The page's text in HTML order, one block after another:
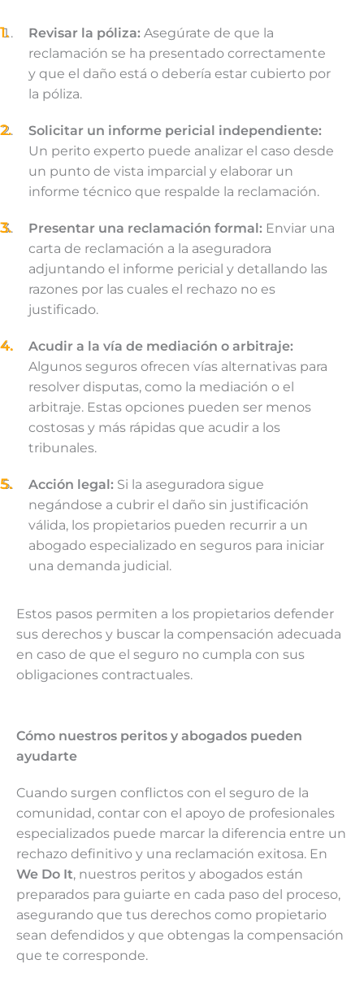
Revisar la póliza: Asegúrate de que la
reclamación se ha presentado correctamente
y que el daño está o debería estar cubierto por
la póliza.
Solicitar un informe pericial independiente:
Un perito experto puede analizar el caso desde
un punto de vista imparcial y elaborar un
informe técnico que respalde la reclamación.
Presentar una reclamación formal: Enviar una
carta de reclamación a la aseguradora
adjuntando el informe pericial y detallando las
razones por las cuales el rechazo no es
justificado.
Acudir a la vía de mediación o arbitraje:
Algunos seguros ofrecen vías alternativas para
resolver disputas, como la mediación o el
arbitraje. Estas opciones pueden ser menos
costosas y más rápidas que acudir a los
tribunales.
Acción legal: Si la aseguradora sigue
negándose a cubrir el daño sin justificación
válida, los propietarios pueden recurrir a un
abogado especializado en seguros para iniciar
una demanda judicial.
Estos pasos permiten a los propietarios defender
sus derechos y buscar la compensación adecuada
en caso de que el seguro no cumpla con sus
obligaciones contractuales.
Cómo nuestros peritos y abogados pueden
ayudarte
Cuando surgen conflictos con el seguro de la
comunidad, contar con el apoyo de profesionales
especializados puede marcar la diferencia entre un
rechazo definitivo y una reclamación exitosa. En
We Do It, nuestros peritos y abogados están
preparados para guiarte en cada paso del proceso,
asegurando que tus derechos como propietario
sean defendidos y que obtengas la compensación
que te corresponde.